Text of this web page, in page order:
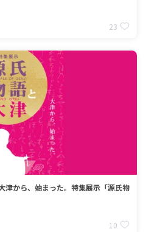
23
津から、始まった。特集展示「源氏物
10